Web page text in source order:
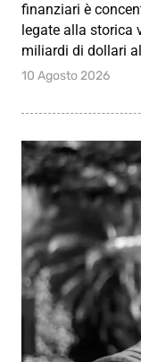
finanziari è
legate alla storica
miliardi di dollari
10 Agosto 2026